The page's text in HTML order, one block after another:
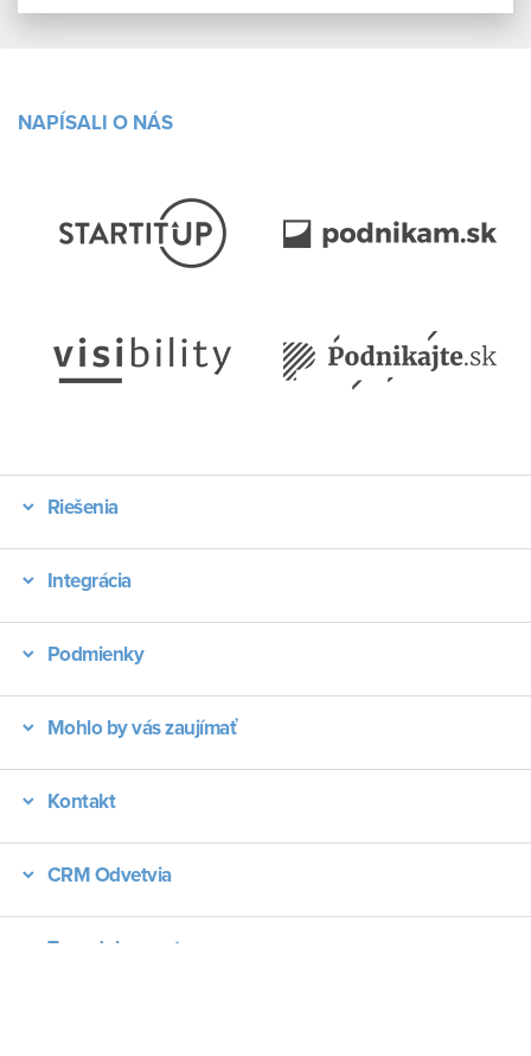
NAPÍSALI O NÁS
Riešenia
Integrácia
Podmienky
Mohlo by vás zaujímať
Kontakt
CRM Odvetvia
Typy dokumentov